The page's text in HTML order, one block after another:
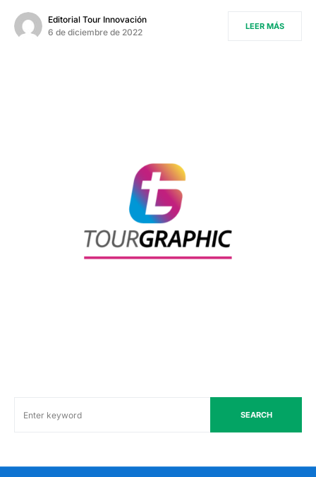
Editorial Tour Innovación
6 de diciembre de 2022
LEER MÁS
SEARCH